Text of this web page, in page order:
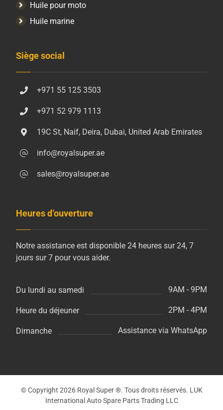
Huile pour moto
Huile marine
Siège social
+971 55 125 3503
+971 52 979 1113
19C St, Naif, Deira, Dubai, United Arab Emirates
info@royalsuper.ae
sales@royalsuper.ae
Heures d’ouverture
Notre assistance est disponible 24 heures sur 24, 7
jours sur 7 pour vous aider.
Du lundi au samedi 9AM - 9PM
Heure du déjeuner 2PM - 4PM
Dimanche Assistance via WhatsApp
© Copyright 2026 Royal Super ®. Tous droits réservés. LUK
International Auto Spare Parts Trading LLC